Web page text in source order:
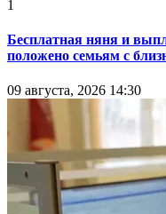
1
Бесплатная няня и
положено семьям с
09 августа, 2026 14:30